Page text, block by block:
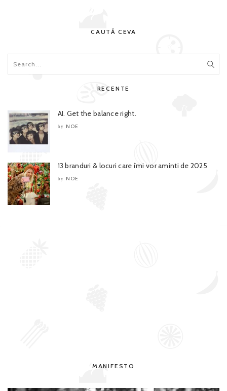
CAUTĂ CEVA
RECENTE
AI. Get the balance right.
by NOE
13 branduri & locuri care îmi vor aminti de 2025
by NOE
MANIFESTO